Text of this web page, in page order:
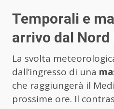
Temporali e
arrivo dal Nord
La svolta
dall’ingresso di una
che raggiungerà il
prossime ore. Il